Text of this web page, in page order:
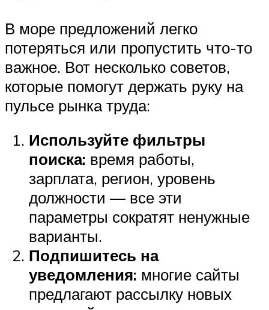
В море предложений легко
потеряться или пропустить что-то
важное. Вот несколько советов,
которые помогут держать руку на
пульсе рынка труда:
Используйте фильтры
поиска: время работы,
зарплата, регион, уровень
должности — все эти
параметры сократят ненужные
варианты.
Подпишитесь на
уведомления: многие сайты
предлагают рассылку новых